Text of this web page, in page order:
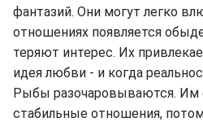
фантазий. Они могут легко
отношениях появляется
теряют интерес. Их
идея любви - и когда
Рыбы разочаровываются. Им
стабильные отношения,